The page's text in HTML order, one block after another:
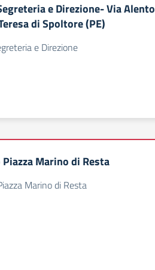
e Direzione- Via Alento
di Spoltore (PE)
e Direzione
Marino di Resta
Marino di Resta